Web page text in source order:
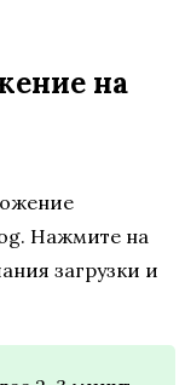
на
Нажмите на
загрузки и